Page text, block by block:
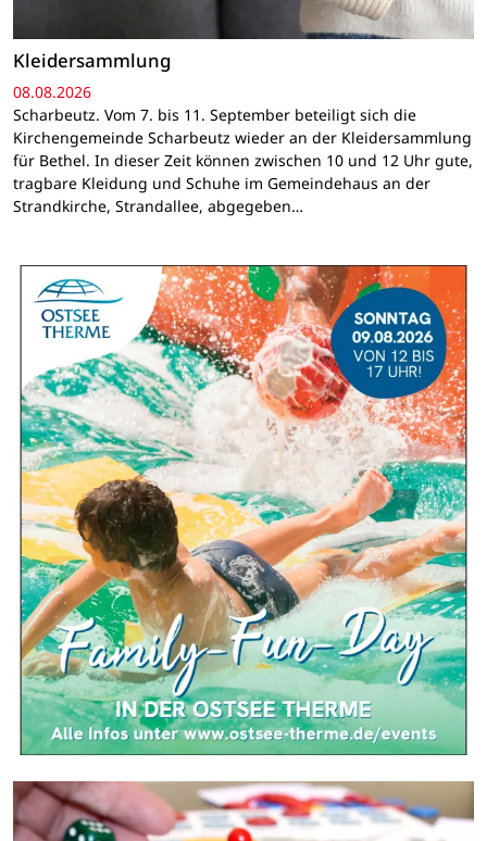
Kleidersammlung
08.08.2026
Scharbeutz. Vom 7. bis 11. September beteiligt sich die
Kirchengemeinde Scharbeutz wieder an der Kleidersammlung
für Bethel. In dieser Zeit können zwischen 10 und 12 Uhr gute,
tragbare Kleidung und Schuhe im Gemeindehaus an der
Strandkirche, Strandallee, abgegeben…